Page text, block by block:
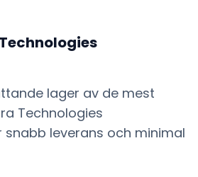
lager av de mest
Technologies
leverans och minimal